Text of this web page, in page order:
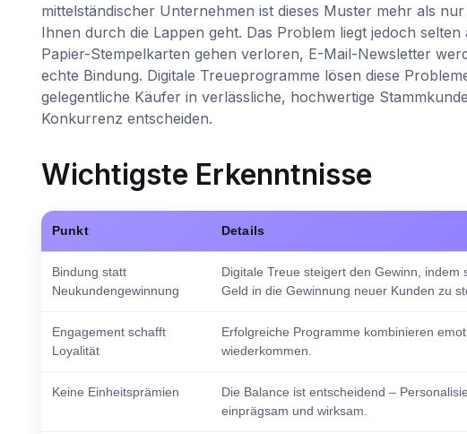
mittelständischer Unternehmen ist dieses Muster mehr als
Ihnen durch die Lappen geht. Das Problem liegt jedoch
Papier-Stempelkarten gehen verloren, E-Mail-Newsletter
echte Bindung. Digitale Treueprogramme lösen diese
gelegentliche Käufer in verlässliche, hochwertige
Konkurrenz entscheiden.
Wichtigste Erkenntnisse
Punkt Details
Bindung statt
Neukundengewinnung
Digitale Treue steigert den Gewinn,
Geld in die Gewinnung neuer Kunden zu
Engagement schafft
Loyalität
Erfolgreiche Programme kombinieren
wiederkommen.
Keine Einheitsprämien
Die Balance ist entscheidend –
einprägsam und wirksam.